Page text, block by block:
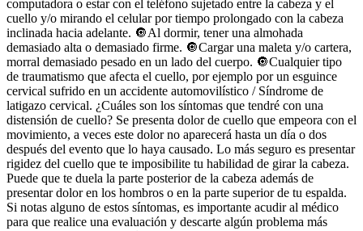
computadora o estar con el teléfono sujetado entre la cabeza y el
cuello y/o mirando el celular por tiempo prolongado con la cabeza
inclinada hacia adelante. 🔘Al dormir, tener una almohada
demasiado alta o demasiado firme. 🔘Cargar una maleta y/o cartera,
morral demasiado pesado en un lado del cuerpo. 🔘Cualquier tipo
de traumatismo que afecta el cuello, por ejemplo por un esguince
cervical sufrido en un accidente automovilístico / Síndrome de
latigazo cervical. ¿Cuáles son los síntomas que tendré con una
distensión de cuello? Se presenta dolor de cuello que empeora con el
movimiento, a veces este dolor no aparecerá hasta un día o dos
después del evento que lo haya causado. Lo más seguro es presentar
rigidez del cuello que te imposibilite tu habilidad de girar la cabeza.
Puede que te duela la parte posterior de la cabeza además de
presentar dolor en los hombros o en la parte superior de tu espalda.
Si notas alguno de estos síntomas, es importante acudir al médico
para que realice una evaluación y descarte algún problema más